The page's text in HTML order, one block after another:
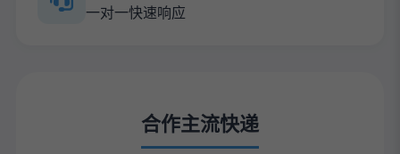
一对一快速响应
合作主流快递